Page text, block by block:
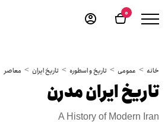
0
خانه عمومی تاریخ و اسطوره تاریخ ایران معاصر
تاریخ ایران مدرن
A History of Modern Iran